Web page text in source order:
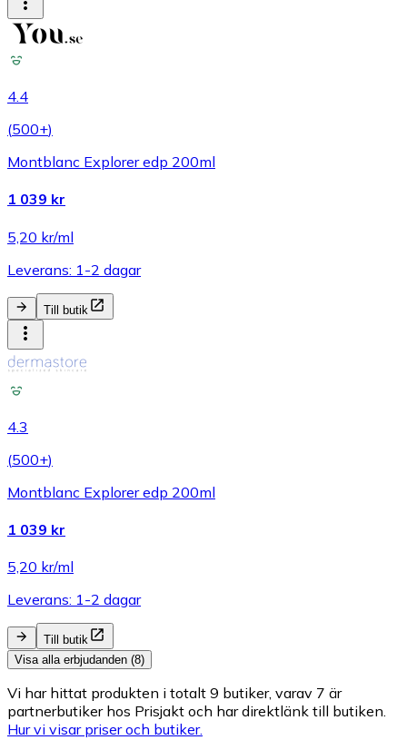
4.4
(500+)
Montblanc Explorer edp 200ml
1 039 kr
5,20 kr/ml
Leverans: 1-2 dagar
Till butik
4.3
(500+)
Montblanc Explorer edp 200ml
1 039 kr
5,20 kr/ml
Leverans: 1-2 dagar
Till butik
Visa alla erbjudanden (8)
Vi har hittat produkten i totalt 9 butiker, varav 7 är
partnerbutiker hos Prisjakt och har direktlänk till butiken.
Hur vi visar priser och butiker.